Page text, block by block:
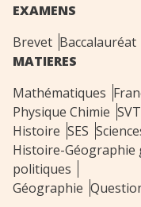
EXAMENS
Brevet Baccalauréat
MATIERES
Mathématiques
Physique Chimie SVT
Histoire SES
Histoire-Géographie
politiques
Géographie